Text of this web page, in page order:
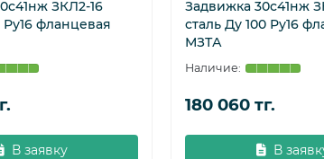
ЗКЛ2-16
Ру16 фланцевая
В заявку
Задвижка 30с41нж
сталь Ду 100 Ру16
МЗТА
180 060 тг.
В